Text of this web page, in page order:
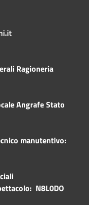
Ragioneria
Angrafe Stato
manutentivo:
N8L0DO